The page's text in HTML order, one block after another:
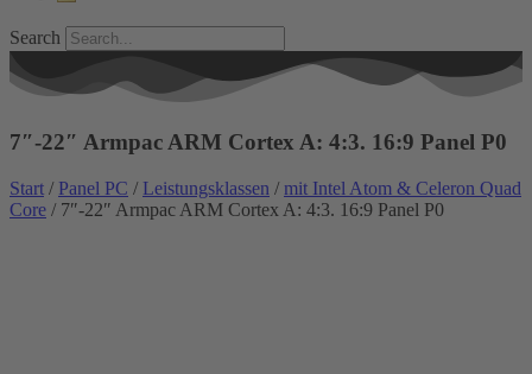
Search
7″-22″ Armpac ARM Cortex A: 4:3. 16:9 Panel P0
Start / Panel PC / Leistungsklassen / mit Intel Atom & Celeron Quad
Core / 7″-22″ Armpac ARM Cortex A: 4:3. 16:9 Panel P0